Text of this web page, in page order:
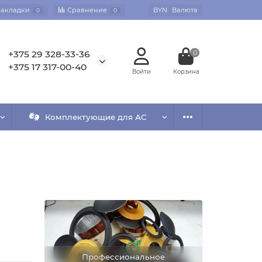
0 Сравнение 0 BYN Валюта
+375 29 328-33-36
+375 17 317-00-40
0
Комплектующие для АС
Профессиональное